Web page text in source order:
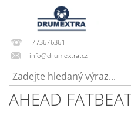
773676361
info@drumextra.cz
AHEAD